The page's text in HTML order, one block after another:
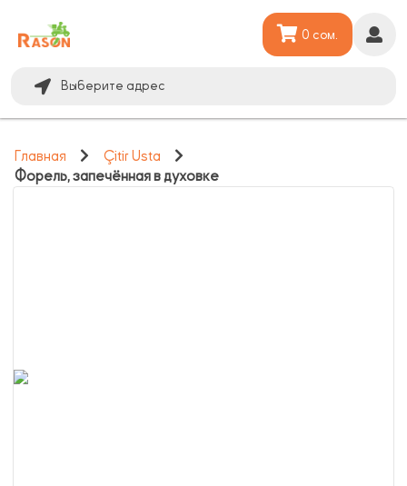
Выберите адрес
0 сом.
Главная
Çitir Usta
Форель, запечённая в духовке